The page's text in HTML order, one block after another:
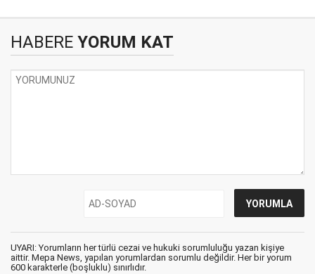
HABERE YORUM KAT
UYARI: Yorumların her türlü cezai ve hukuki sorumluluğu yazan kişiye
aittir. Mepa News, yapılan yorumlardan sorumlu değildir. Her bir yorum
600 karakterle (boşluklu) sınırlıdır.